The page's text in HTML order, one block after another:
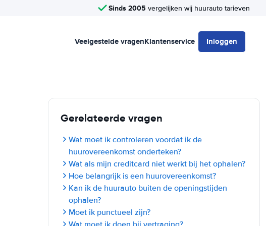
Sinds 2005 vergelijken wij huurauto tarieven
Veelgestelde vragenKlantenservice Inloggen
Gerelateerde vragen
Wat moet ik controleren voordat ik de
huurovereenkomst onderteken?
Wat als mijn creditcard niet werkt bij het ophalen?
Hoe belangrijk is een huurovereenkomst?
Kan ik de huurauto buiten de openingstijden
ophalen?
Moet ik punctueel zijn?